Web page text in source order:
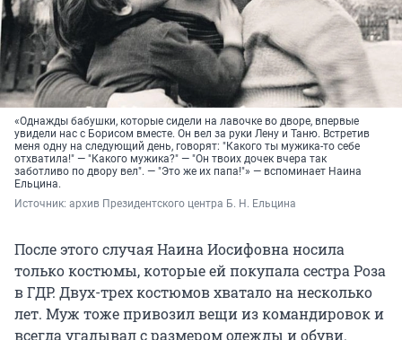
«Однажды бабушки, которые сидели на лавочке во дворе, впервые
увидели нас с Борисом вместе. Он вел за руки Лену и Таню. Встретив
меня одну на следующий день, говорят: "Какого ты мужика-то себе
отхватила!" — "Какого мужика?" — "Он твоих дочек вчера так
заботливо по двору вел". — "Это же их папа!"» — вспоминает Наина
Ельцина.
Источник: архив Президентского центра Б. Н. Ельцина
После этого случая Наина Иосифовна носила
только костюмы, которые ей покупала сестра Роза
в ГДР. Двух-трех костюмов хватало на несколько
лет. Муж тоже привозил вещи из командировок и
всегда угадывал с размером одежды и обуви.